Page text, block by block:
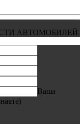
АВТОМОБИЛЕЙ
Ваша